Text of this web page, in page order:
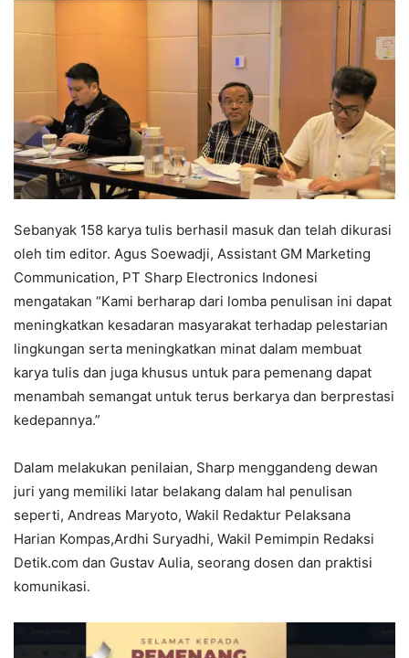
Sebanyak 158 karya tulis berhasil masuk dan telah dikurasi
oleh tim editor. Agus Soewadji, Assistant GM Marketing
Communication, PT Sharp Electronics Indonesi
mengatakan “Kami berharap dari lomba penulisan ini dapat
meningkatkan kesadaran masyarakat terhadap pelestarian
lingkungan serta meningkatkan minat dalam membuat
karya tulis dan juga khusus untuk para pemenang dapat
menambah semangat untuk terus berkarya dan berprestasi
kedepannya.”
Dalam melakukan penilaian, Sharp menggandeng dewan
juri yang memiliki latar belakang dalam hal penulisan
seperti, Andreas Maryoto, Wakil Redaktur Pelaksana
Harian Kompas,Ardhi Suryadhi, Wakil Pemimpin Redaksi
Detik.com dan Gustav Aulia, seorang dosen dan praktisi
komunikasi.